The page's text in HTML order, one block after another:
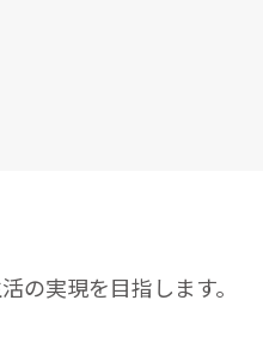
の実現を目指します。